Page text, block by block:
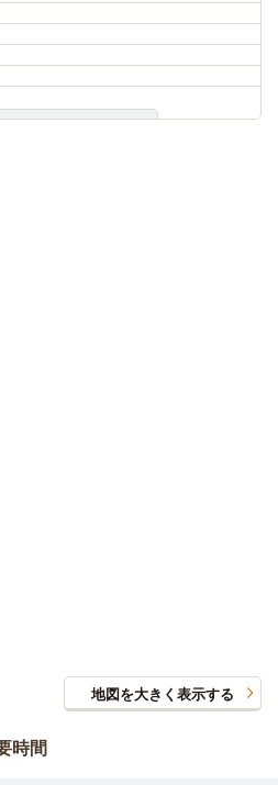
地図を大きく表示する
時間